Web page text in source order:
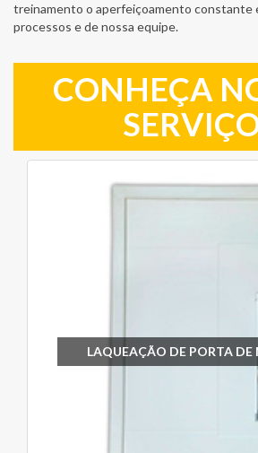
treinamento o aperfeiçoamento constante
processos e de nossa equipe.
CONHEÇA
LAQUEAÇÃO DE PORTA DE